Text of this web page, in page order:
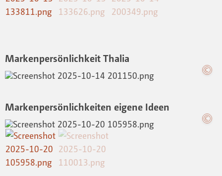
Markenpersönlichkeit Thalia
Markenpersönlichkeiten eigene Ideen